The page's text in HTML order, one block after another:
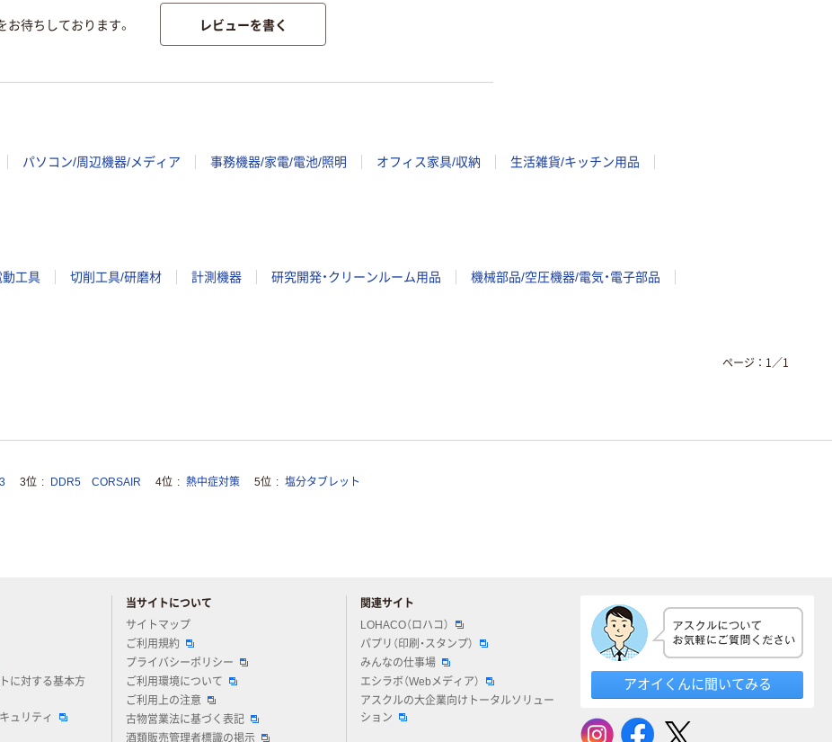
待ちしております。 レビューを書く
パソコン/周辺機器/メディア 事務機器/家電/電池/照明 オフィス家具/収納 生活雑貨/キッチン用品
工具 切削工具/研磨材 計測機器 研究開発・クリーンルーム用品 機械部品/空圧機器/電気・電子部品
ページ： 1 ／1
3位 DDR5 CORSAIR 4位 熱中症対策 5位 塩分タブレット
に対する基本方
ュリティ
当サイトについて
サイトマップ
ご利用規約
プライバシーポリシー
ご利用環境について
ご利用上の注意
古物営業法に基づく表記
酒類販売管理者標識の掲示
関連サイト
LOHACO（ロハコ）
パプリ（印刷・スタンプ）
みんなの仕事場
エシラボ（Webメディア）
アスクルの大企業向けトータルソリュー
ション
アオイくんに聞いてみる